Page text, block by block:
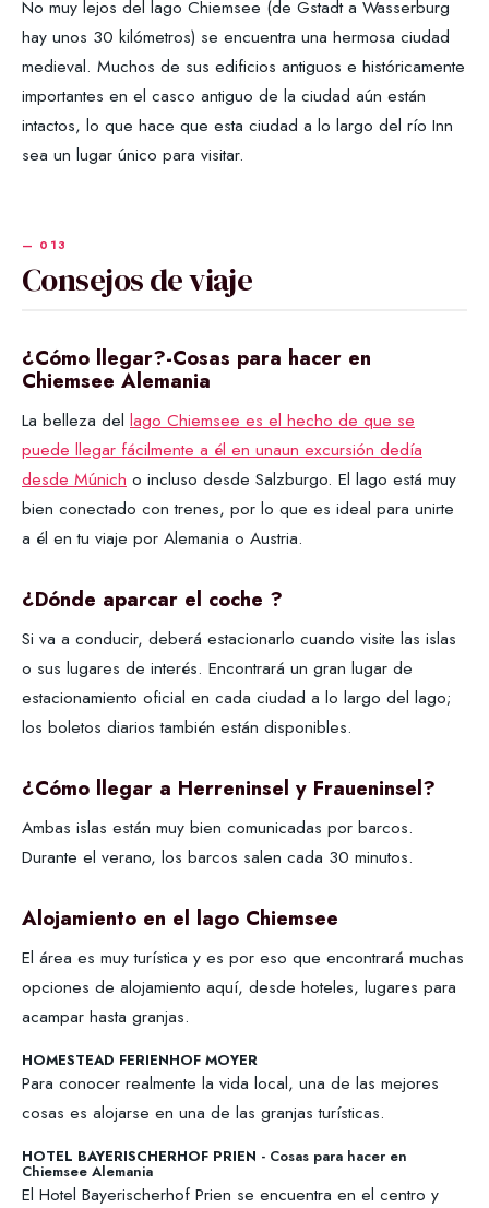
No muy lejos del lago Chiemsee (de Gstadt a Wasserburg
hay unos 30 kilómetros) se encuentra una hermosa ciudad
medieval. Muchos de sus edificios antiguos e históricamente
importantes en el casco antiguo de la ciudad aún están
intactos, lo que hace que esta ciudad a lo largo del río Inn
sea un lugar único para visitar.
Consejos de viaje
¿Cómo llegar?-Cosas para hacer en
Chiemsee Alemania
La belleza del lago Chiemsee es el hecho de que se
puede llegar fácilmente a él en unaun excursión dedía
desde Múnich o incluso desde Salzburgo. El lago está muy
bien conectado con trenes, por lo que es ideal para unirte
a él en tu viaje por Alemania o Austria.
¿Dónde aparcar el coche ?
Si va a conducir, deberá estacionarlo cuando visite las islas
o sus lugares de interés. Encontrará un gran lugar de
estacionamiento oficial en cada ciudad a lo largo del lago;
los boletos diarios también están disponibles.
¿Cómo llegar a Herreninsel y Fraueninsel?
Ambas islas están muy bien comunicadas por barcos.
Durante el verano, los barcos salen cada 30 minutos.
Alojamiento en el lago Chiemsee
El área es muy turística y es por eso que encontrará muchas
opciones de alojamiento aquí, desde hoteles, lugares para
acampar hasta granjas.
HOMESTEAD FERIENHOF MOYER
Para conocer realmente la vida local, una de las mejores
cosas es alojarse en una de las granjas turísticas.
HOTEL BAYERISCHERHOF PRIEN - Cosas para hacer en
Chiemsee Alemania
El Hotel Bayerischerhof Prien se encuentra en el centro y